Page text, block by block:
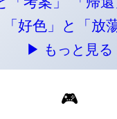
「好色」と「放
▶ もっと見る
🎮